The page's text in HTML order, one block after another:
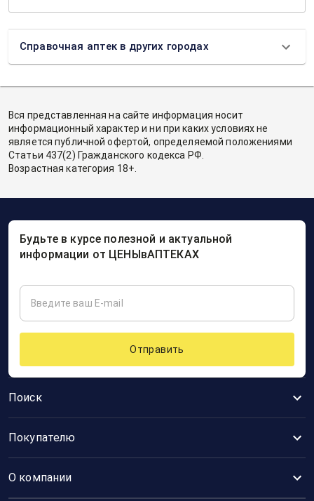
Справочная аптек в других городах
Вся представленная на сайте информация носит
информационный характер и ни при каких условиях не
является публичной офертой, определяемой положениями
Статьи 437(2) Гражданского кодекса РФ.
Возрастная категория 18+.
Поиск
Покупателю
О компании
Будьте в курсе полезной и актуальной
информации от ЦЕНЫвАПТЕКАХ
Отправить